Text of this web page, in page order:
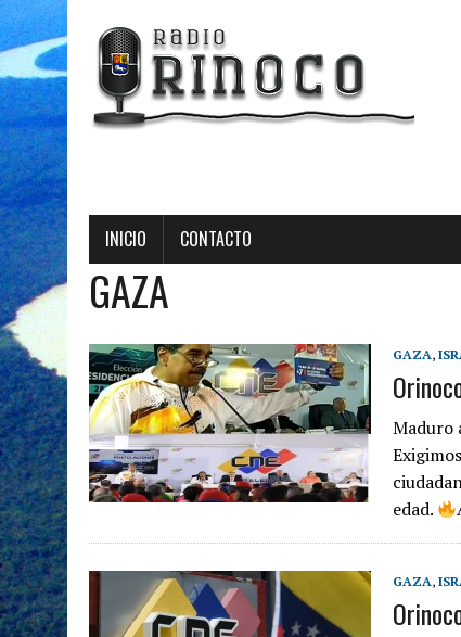
INICIO CONTACTO
GAZA
GAZA,
Maduro
edad.
GAZA,